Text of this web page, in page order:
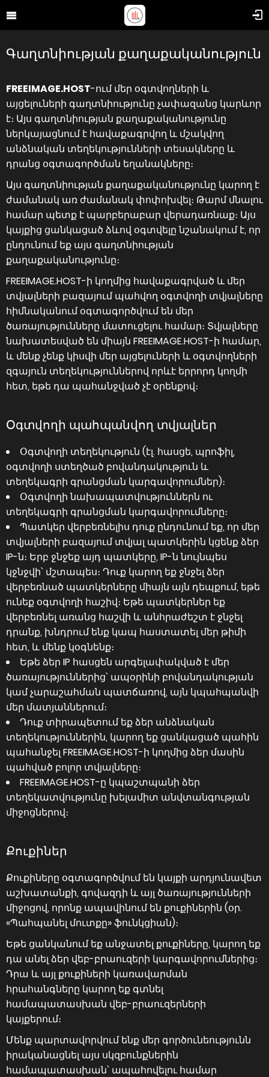
Գաղտնիության քաղաքականություն
FREEIMAGE.HOST-ում մեր օգտվողների և
այցելուների գաղտնիությունը չափազանց կարևոր
է։ Այս գաղտնիության քաղաքականությունը
ներկայացնում է հավաքագրվող և մշակվող
անձնական տեղեկությունների տեսակները և
դրանց օգտագործման եղանակները։
Այս գաղտնիության քաղաքականությունը կարող է
ժամանակ առ ժամանակ փոփոխվել։ Թարմ մնալու
համար պետք է պարբերաբար վերադառնաք։ Այս
կայքից ցանկացած ձևով օգտվելը նշանակում է, որ
ընդունում եք այս գաղտնիության
քաղաքականությունը։
FREEIMAGE.HOST-ի կողմից հավաքագրված և մեր
տվյալների բազայում պահվող օգտվողի տվյալները
հիմնականում օգտագործվում են մեր
ծառայությունները մատուցելու համար։ Տվյալները
նախատեսված են միայն FREEIMAGE.HOST-ի համար,
և մենք չենք կիսվի մեր այցելուների և օգտվողների
զգայուն տեղեկություններով որևէ երրորդ կողմի
հետ, եթե դա պահանջված չէ օրենքով։
Օգտվողի պահպանվող տվյալներ
Օգտվողի տեղեկություն (էլ. հասցե, պրոֆիլ,
օգտվողի ստեղծած բովանդակություն և
տեղեկագրի գրանցման կարգավորումներ)։
Օգտվողի նախապատվություններն ու
տեղեկագրի գրանցման կարգավորումները։
Պատկեր վերբեռնելիս դուք ընդունում եք, որ մեր
տվյալների բազայում տվյալ պատկերին կցենք ձեր
IP-ն։ Երբ ջնջեք այդ պատկերը, IP-ն նույնպես
կջնջվի՝ մշտապես։ Դուք կարող եք ջնջել ձեր
վերբեռնած պատկերները միայն այն դեպքում, եթե
ունեք օգտվողի հաշիվ։ Եթե պատկերներ եք
վերբեռնել առանց հաշվի և անհրաժեշտ է ջնջել
դրանք, խնդրում ենք կապ հաստատել մեր թիմի
հետ, և մենք կօգնենք։
Եթե ձեր IP հասցեն արգելափակված է մեր
ծառայություններից՝ ապօրինի բովանդակության
կամ չարաշահման պատճառով, այն կպահպանվի
մեր մատյաններում։
Դուք տիրապետում եք ձեր անձնական
տեղեկություններին, կարող եք ցանկացած պահին
պահանջել FREEIMAGE.HOST-ի կողմից ձեր մասին
պահված բոլոր տվյալները։
FREEIMAGE.HOST-ը կպաշտպանի ձեր
տեղեկատվությունը խելամիտ անվտանգության
միջոցներով։
Քուքիներ
Քուքիները օգտագործվում են կայքի արդյունավետ
աշխատանքի, գովազդի և այլ ծառայությունների
միջոցով, որոնք ապավինում են քուքիներին (օր.
«Պահպանել մուտքը» ֆունկցիան)։
Եթե ցանկանում եք անջատել քուքիները, կարող եք
դա անել ձեր վեբ-բրաուզերի կարգավորումներից։
Դրա և այլ քուքիների կառավարման
հրահանգները կարող եք գտնել
համապատասխան վեբ-բրաուզերների
կայքերում։
Մենք պարտավորվում ենք մեր գործունեությունն
իրականացնել այս սկզբունքներին
համապատասխան՝ ապահովելու համար